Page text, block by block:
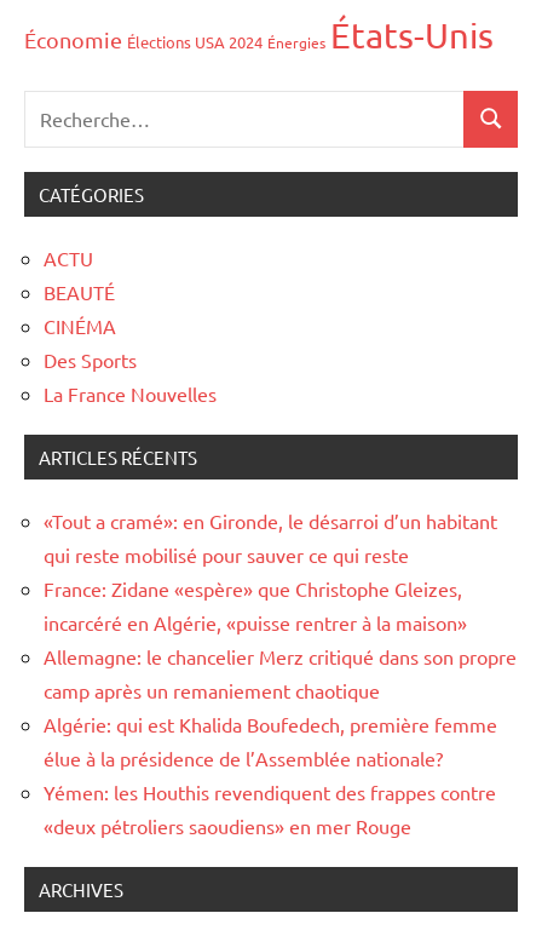
Économie Élections USA 2024 Énergies États-Unis
CATÉGORIES
ACTU
BEAUTÉ
CINÉMA
Des Sports
La France Nouvelles
ARTICLES RÉCENTS
«Tout a cramé»: en Gironde, le désarroi d’un habitant
qui reste mobilisé pour sauver ce qui reste
France: Zidane «espère» que Christophe Gleizes,
incarcéré en Algérie, «puisse rentrer à la maison»
Allemagne: le chancelier Merz critiqué dans son propre
camp après un remaniement chaotique
Algérie: qui est Khalida Boufedech, première femme
élue à la présidence de l’Assemblée nationale?
Yémen: les Houthis revendiquent des frappes contre
«deux pétroliers saoudiens» en mer Rouge
ARCHIVES